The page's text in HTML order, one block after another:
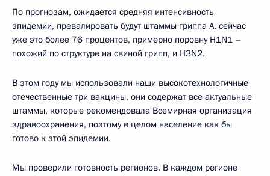
По прогнозам, ожидается средняя интенсивность
эпидемии, превалировать будут штаммы гриппа А, сейчас
уже это более 76 процентов, примерно поровну H1N1 –
похожий по структуре на свиной грипп, и H3N2.
В этом году мы использовали наши высокотехнологичные
отечественные три вакцины, они содержат все актуальные
штаммы, которые рекомендовала Всемирная организация
здравоохранения, поэтому в целом население как бы
готово к этой эпидемии.
Мы проверили готовность регионов. В каждом регионе